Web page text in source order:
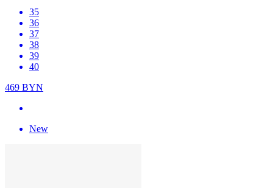
35
36
37
38
39
40
469 BYN
New